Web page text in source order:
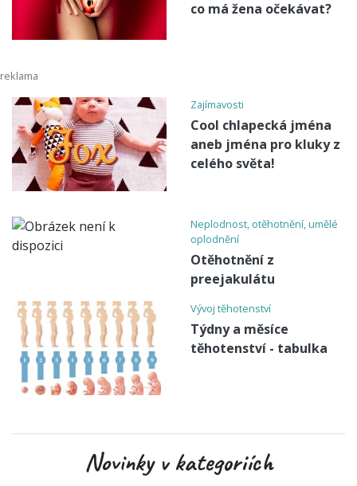
co má žena očekávat?
Zajímavosti
Cool chlapecká jména
aneb jména pro kluky z
celého světa!
Neplodnost, otěhotnění, umělé
oplodnění
Otěhotnění z
preejakulátu
Vývoj těhotenství
Týdny a měsíce
těhotenství - tabulka
Novinky v kategoriích